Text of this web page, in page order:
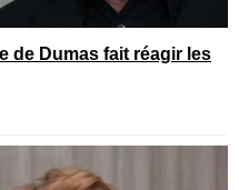
de Dumas fait réagir les